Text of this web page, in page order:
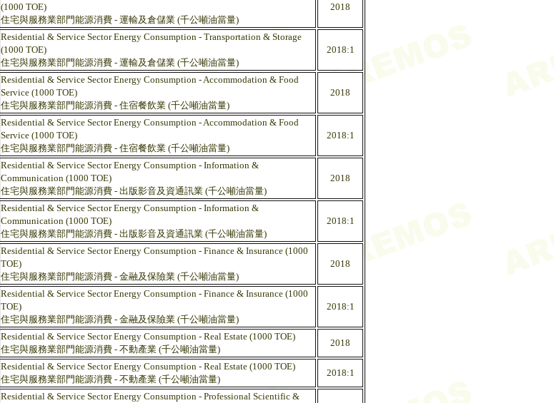
(1000 TOE)
住宅與服務業部門能源消費 - 運輸及倉儲業 (千公噸油當量)
2018
Residential & Service Sector Energy Consumption - Transportation & Storage
(1000 TOE)
住宅與服務業部門能源消費 - 運輸及倉儲業 (千公噸油當量)
2018:1
Residential & Service Sector Energy Consumption - Accommodation & Food
Service (1000 TOE)
住宅與服務業部門能源消費 - 住宿餐飲業 (千公噸油當量)
2018
Residential & Service Sector Energy Consumption - Accommodation & Food
Service (1000 TOE)
住宅與服務業部門能源消費 - 住宿餐飲業 (千公噸油當量)
2018:1
Residential & Service Sector Energy Consumption - Information &
Communication (1000 TOE)
住宅與服務業部門能源消費 - 出版影音及資通訊業 (千公噸油當量)
2018
Residential & Service Sector Energy Consumption - Information &
Communication (1000 TOE)
住宅與服務業部門能源消費 - 出版影音及資通訊業 (千公噸油當量)
2018:1
Residential & Service Sector Energy Consumption - Finance & Insurance (1000
TOE)
住宅與服務業部門能源消費 - 金融及保險業 (千公噸油當量)
2018
Residential & Service Sector Energy Consumption - Finance & Insurance (1000
TOE)
住宅與服務業部門能源消費 - 金融及保險業 (千公噸油當量)
2018:1
Residential & Service Sector Energy Consumption - Real Estate (1000 TOE)
住宅與服務業部門能源消費 - 不動產業 (千公噸油當量)
2018
Residential & Service Sector Energy Consumption - Real Estate (1000 TOE)
住宅與服務業部門能源消費 - 不動產業 (千公噸油當量)
2018:1
Residential & Service Sector Energy Consumption - Professional Scientific &